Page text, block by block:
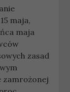
maja,
maja
zasad
zamrożonej